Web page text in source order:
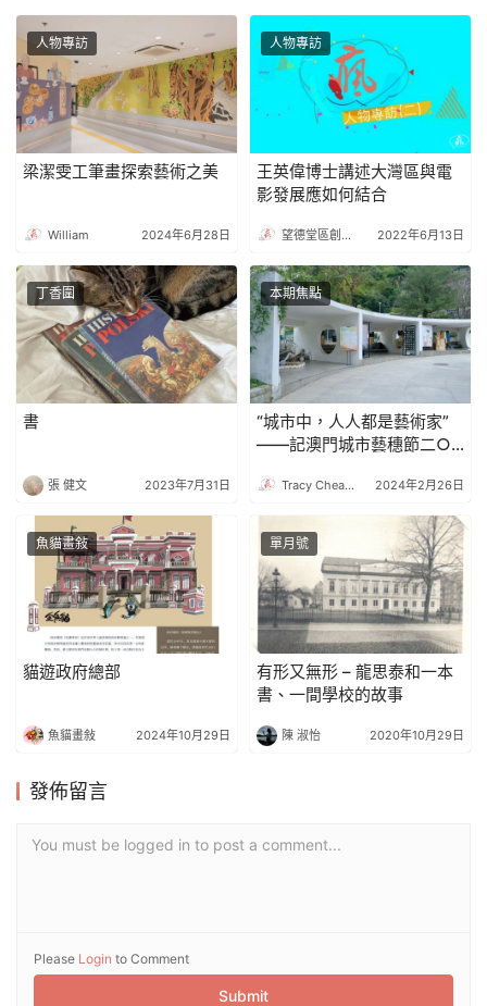
人物專訪
梁潔雯工筆畫探索藝術之美
William 2024年6月28日
人物專訪
王英偉博士講述大灣區與電
影發展應如何結合
望德堂區創意產業促進會 2022年6月13日
丁香圍
書
張 健文 2023年7月31日
本期焦點
“城市中，人人都是藝術家”
——記澳門城市藝穗節二○
Tracy Cheang 2024年2月26日
魚貓畫敍
貓遊政府總部
魚貓畫敍 2024年10月29日
單月號
有形又無形 – 龍思泰和一本
書、一間學校的故事
陳 淑怡 2020年10月29日
發佈留言
You must be logged in to post a comment...
Please Login to Comment
Submit